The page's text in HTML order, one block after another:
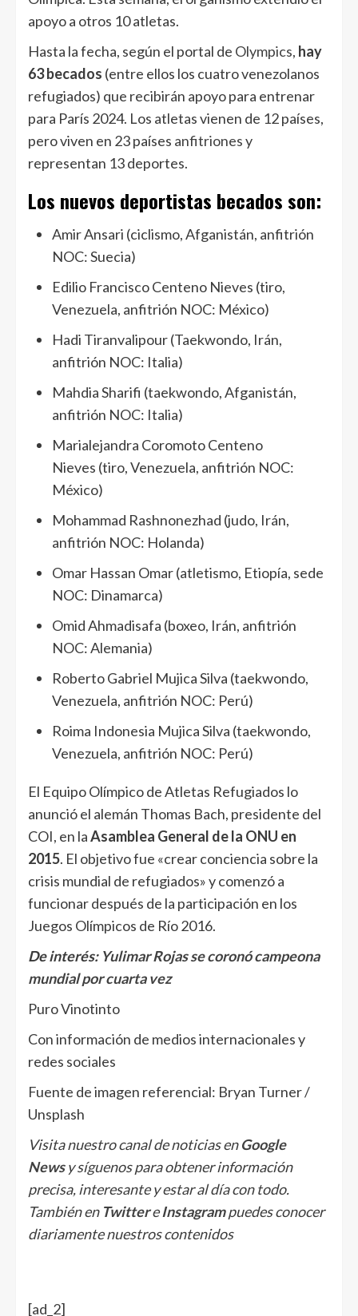
apoyo a otros 10 atletas.
Hasta la fecha, según el portal de Olympics, hay
63 becados (entre ellos los cuatro venezolanos
refugiados) que recibirán apoyo para entrenar
para París 2024. Los atletas vienen de 12 países,
pero viven en 23 países anfitrionesy
representan 13 deportes.
Los nuevos deportistas becados son:
Amir Ansari (ciclismo, Afganistán, anfitrión
NOC: Suecia)
Edilio Francisco Centeno Nieves (tiro,
Venezuela, anfitrión NOC: México)
Hadi Tiranvalipour (Taekwondo, Irán,
anfitrión NOC: Italia)
Mahdia Sharifi (taekwondo, Afganistán,
anfitrión NOC: Italia)
Marialejandra Coromoto Centeno
Nieves (tiro, Venezuela, anfitrión NOC:
México)
Mohammad Rashnonezhad (judo, Irán,
anfitrión NOC: Holanda)
Omar Hassan Omar (atletismo, Etiopía, sede
NOC: Dinamarca)
Omid Ahmadisafa (boxeo, Irán, anfitrión
NOC: Alemania)
Roberto Gabriel Mujica Silva (taekwondo,
Venezuela, anfitrión NOC: Perú)
Roima Indonesia Mujica Silva (taekwondo,
Venezuela, anfitrión NOC: Perú)
El Equipo Olímpico de Atletas Refugiados lo
anunció el alemán Thomas Bach, presidente del
COI, en laAsamblea General de la ONU en
2015. El objetivo fue «crear conciencia sobre la
crisis mundial de refugiados» y comenzó a
funcionar después de la participación en los
Juegos Olímpicos de Río 2016.
De interés: Yulimar Rojas se coronó campeona
mundial por cuarta vez
Puro Vinotinto
Con información de medios internacionales y
redes sociales
Fuente de imagen referencial: Bryan Turner /
Unsplash
Visita nuestro canal de noticias enGoogle
Newsy síguenos para obtener información
precisa, interesante y estar al día con todo.
También en TwittereInstagrampuedes conocer
diariamente nuestros contenidos
[ad_2]